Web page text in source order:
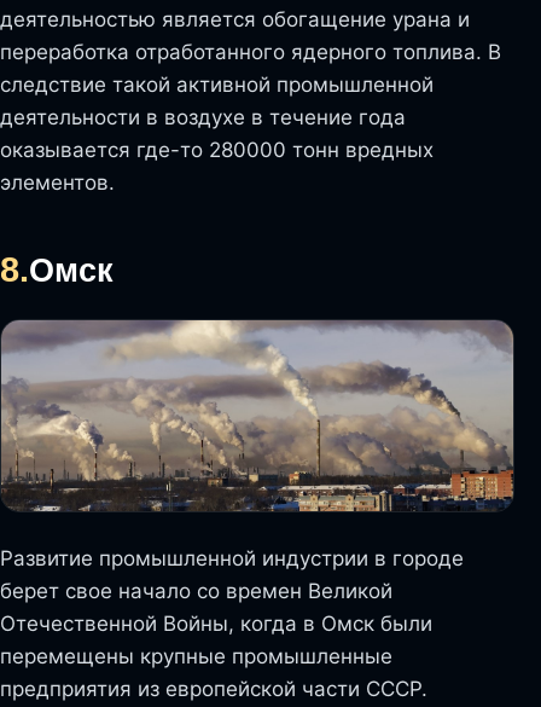
деятельностью является обогащение урана и
переработка отработанного ядерного топлива. В
следствие такой активной промышленной
деятельности в воздухе в течение года
оказывается где-то 280000 тонн вредных
элементов.
8.Омск
Развитие промышленной индустрии в городе
берет свое начало со времен Великой
Отечественной Войны, когда в Омск были
перемещены крупные промышленные
предприятия из европейской части СССР.